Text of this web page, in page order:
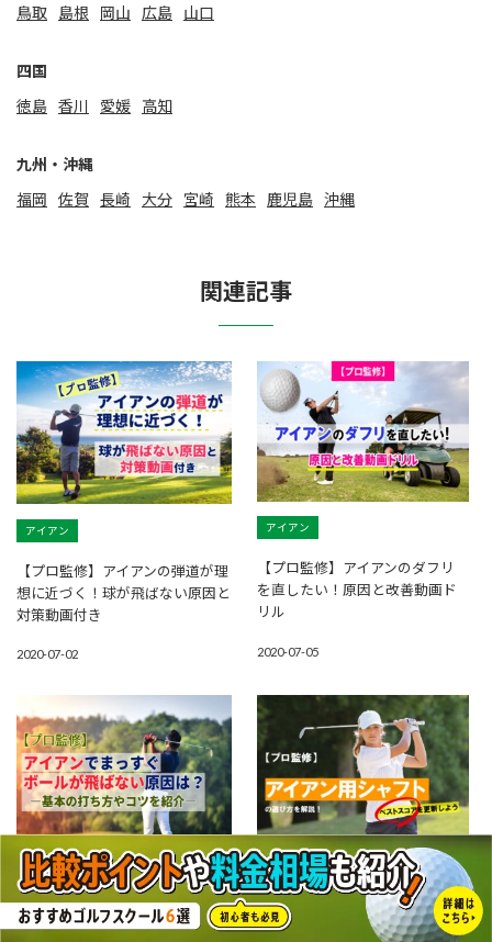
鳥取
島根 岡山 広島 山口
四国
徳島 香川 愛媛 高知
九州・沖縄
福岡
佐賀 ⻑崎 大分 宮崎 熊本 鹿児島 沖縄
関連記事
アイアン
【プロ監修】アイアンの弾道が理
想に近づく！球が飛ばない原因と
対策動画付き
2020-07-02
アイアン
【プロ監修】アイアンのダフリ
を直したい！原因と改善動画ド
リル
2020-07-05
アイアン
【プロ監修】アイアンでまっすぐ
ボールが飛ばない原因は？基本の
シャフト アイアン
【プロ監修】アイアン用シャフ
トの選び方を解説！ベストスコ